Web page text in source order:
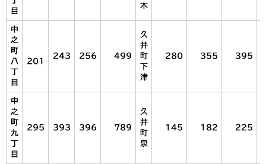
目
木
中
之
町
八
目
201
243 256 499
久
井
町
下
津
280 355 395
中
之
町
九
目
295 393 396 789
久
井
町
泉
145 182 225